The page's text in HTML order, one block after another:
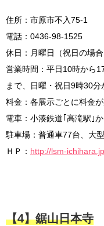
住所：市原市不入75-1
電話：0436-98-1525
休日：月曜日（祝日の場
営業時間：平日10時から
まで、日曜・祝日9時30
料金：各展示ごとに料金
電車：小湊鉄道｢高滝駅｣
駐車場：普通車77台、大
ＨＰ： http://lsm-
【4】鋸山日本寺